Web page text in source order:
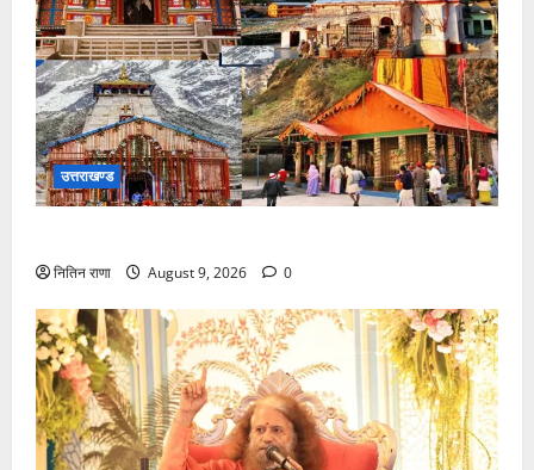
उत्तराखण्ड
नितिन राणा August 9, 2026 0